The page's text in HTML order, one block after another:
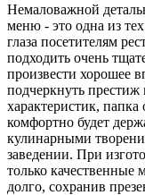
Немаловажной
меню - это одна из
глаза посетителям
подходить очень
произвести хорошее
подчеркнуть
характеристик, папка
комфортно будет
кулинарными
заведении. При
только качественные
долго, сохранив